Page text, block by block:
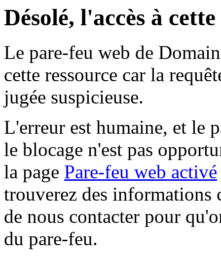
Désolé, l'accès à
Le pare-feu web de
cette ressource car la
jugée suspicieuse.
L'erreur est humaine, et le
le blocage n'est pas
la page Pare-feu web activé
trouverez des informations
de nous contacter pour
du pare-feu.